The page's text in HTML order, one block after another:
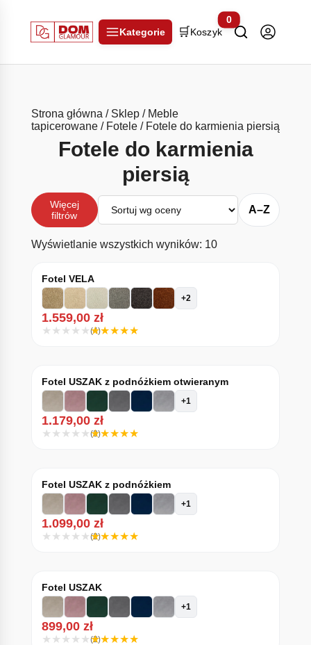
Kategorie 🛒 Koszyk
0
Strona główna / Sklep/ Meble
tapicerowane/ Fotele/ Fotele do karmienia piersią
Fotele do karmienia
piersią
Więcej
filtrów
Sortuj
A–Z
Wyświetlanie wszystkich wyników: 10Posortowane
Fotel VELA
+2
1.559,00 zł
(4)
Fotel USZAK z podnóżkiem otwieranym
+1
1.179,00 zł
(3)
Fotel USZAK z podnóżkiem
+1
1.099,00 zł
(2)
Fotel USZAK
+1
899,00 zł
(2)